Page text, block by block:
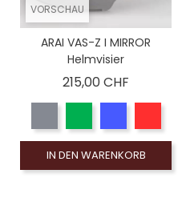
VORSCHAU
ARAI VAS-Z I MIRROR
Helmvisier
215,00 CHF
IN DEN WARENKORB